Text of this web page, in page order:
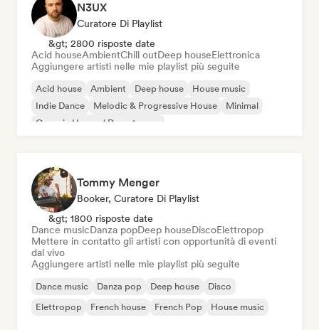
N3UX
Curatore Di Playlist
&gt; 2800 risposte date
Acid houseAmbientChill outDeep houseElettronica
Aggiungere artisti nelle mie playlist più seguite
Acid house Ambient Deep house
House music
Indie Dance
Melodic & Progressive House
Minimal
Organic House / Downtempo
Tommy Menger
Booker, Curatore Di Playlist
&gt; 1800 risposte date
Dance musicDanza popDeep houseDiscoElettropop
Mettere in contatto gli artisti con opportunità di eventi
dal vivo
Aggiungere artisti nelle mie playlist più seguite
Dance music Danza pop Deep house
Disco
Elettropop
French house French Pop House music